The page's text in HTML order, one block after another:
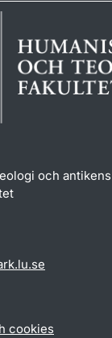
och
.se
cookies